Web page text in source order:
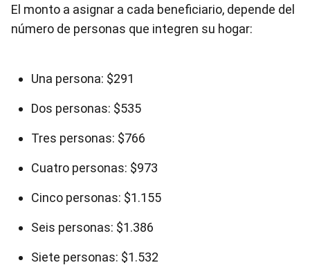
El monto a asignar a cada beneficiario, depende del
número de personas que integren su hogar:
Una persona: $291
Dos personas: $535
Tres personas: $766
Cuatro personas: $973
Cinco personas: $1.155
Seis personas: $1.386
Siete personas: $1.532